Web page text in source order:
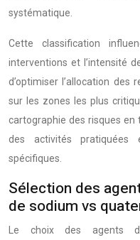
systématique.
Cette classification
interventions et l’intensité
d’optimiser l’allocation
sur les zones les plus
cartographie des risques en
des activités pratiquées
spécifiques.
Sélection des
de sodium vs
Le choix des agents